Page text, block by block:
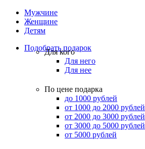
Мужчине
Женщине
Детям
Подобрать подарок
Для кого
Для него
Для нее
По цене подарка
до 1000 рублей
от 1000 до 2000 рублей
от 2000 до 3000 рублей
от 3000 до 5000 рублей
от 5000 рублей